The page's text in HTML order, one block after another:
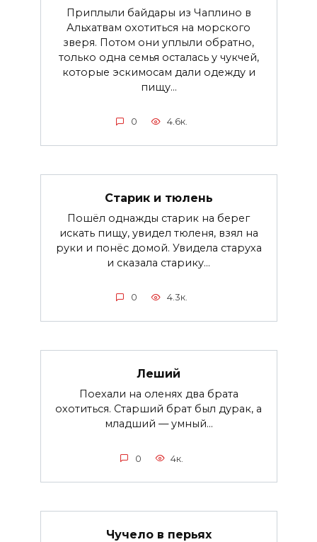
Приплыли байдары из Чаплино в
Альхатвам охотиться на морского
зверя. Потом они уплыли обратно,
только одна семья осталась у чукчей,
которые эскимосам дали одежду и
пищу...
0 4.6к.
Старик и тюлень
Пошёл однажды старик на берег
искать пищу, увидел тюленя, взял на
руки и понёс домой. Увидела старуха
и сказала старику...
0 4.3к.
Леший
Поехали на оленях два брата
охотиться. Старший брат был дурак, а
младший — умный...
0 4к.
Чучело в перьях